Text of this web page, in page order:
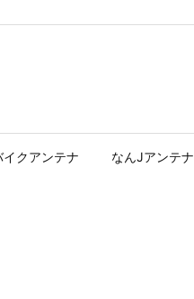
イクアンテナ なんJアンテナ